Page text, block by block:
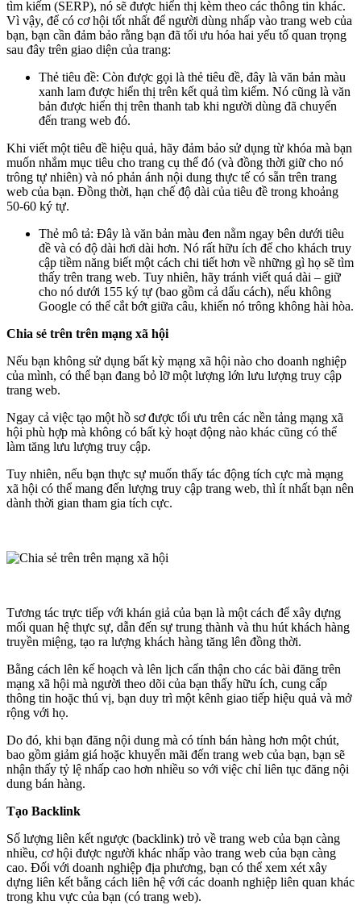
tìm kiếm (SERP), nó sẽ được hiển thị kèm theo các thông tin khác.
Vì vậy, để có cơ hội tốt nhất để người dùng nhấp vào trang web của
bạn, bạn cần đảm bảo rằng bạn đã tối ưu hóa hai yếu tố quan trọng
sau đây trên giao diện của trang:
Thẻ tiêu đề: Còn được gọi là thẻ tiêu đề, đây là văn bản màu
xanh lam được hiển thị trên kết quả tìm kiếm. Nó cũng là văn
bản được hiển thị trên thanh tab khi người dùng đã chuyển
đến trang web đó.
Khi viết một tiêu đề hiệu quả, hãy đảm bảo sử dụng từ khóa mà bạn
muốn nhắm mục tiêu cho trang cụ thể đó (và đồng thời giữ cho nó
trông tự nhiên) và nó phản ánh nội dung thực tế có sẵn trên trang
web của bạn. Đồng thời, hạn chế độ dài của tiêu đề trong khoảng
50-60 ký tự.
Thẻ mô tả: Đây là văn bản màu đen nằm ngay bên dưới tiêu
đề và có độ dài hơi dài hơn. Nó rất hữu ích để cho khách truy
cập tiềm năng biết một cách chi tiết hơn về những gì họ sẽ tìm
thấy trên trang web. Tuy nhiên, hãy tránh viết quá dài – giữ
cho nó dưới 155 ký tự (bao gồm cả dấu cách), nếu không
Google có thể cắt bớt giữa câu, khiến nó trông không hài hòa.
Chia sẻ trên trên mạng xã hội
Nếu bạn không sử dụng bất kỳ mạng xã hội nào cho doanh nghiệp
của mình, có thể bạn đang bỏ lỡ một lượng lớn lưu lượng truy cập
trang web.
Ngay cả việc tạo một hồ sơ được tối ưu trên các nền tảng mạng xã
hội phù hợp mà không có bất kỳ hoạt động nào khác cũng có thể
làm tăng lưu lượng truy cập.
Tuy nhiên, nếu bạn thực sự muốn thấy tác động tích cực mà mạng
xã hội có thể mang đến lượng truy cập trang web, thì ít nhất bạn nên
dành thời gian tham gia tích cực.
Tương tác trực tiếp với khán giả của bạn là một cách để xây dựng
mối quan hệ thực sự, dẫn đến sự trung thành và thu hút khách hàng
truyền miệng, tạo ra lượng khách hàng tăng lên đồng thời.
Bằng cách lên kế hoạch và lên lịch cẩn thận cho các bài đăng trên
mạng xã hội mà người theo dõi của bạn thấy hữu ích, cung cấp
thông tin hoặc thú vị, bạn duy trì một kênh giao tiếp hiệu quả và mở
rộng với họ.
Do đó, khi bạn đăng nội dung mà có tính bán hàng hơn một chút,
bao gồm giảm giá hoặc khuyến mãi đến trang web của bạn, bạn sẽ
nhận thấy tỷ lệ nhấp cao hơn nhiều so với việc chỉ liên tục đăng nội
dung bán hàng.
Tạo Backlink
Số lượng liên kết ngược (backlink) trỏ về trang web của bạn càng
nhiều, cơ hội được người khác nhấp vào trang web của bạn càng
cao. Đối với doanh nghiệp địa phương, bạn có thể xem xét xây
dựng liên kết bằng cách liên hệ với các doanh nghiệp liên quan khác
trong khu vực của bạn (có trang web).